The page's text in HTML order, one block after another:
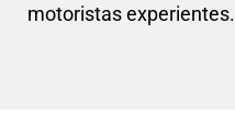
motoristas experientes.